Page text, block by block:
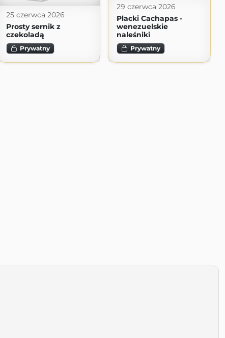
29 czerwca 2026
Placki Cachapas -
wenezuelskie
naleśniki
Prywatny
25 czerwca 2026
Prosty sernik z
czekoladą
Prywatny